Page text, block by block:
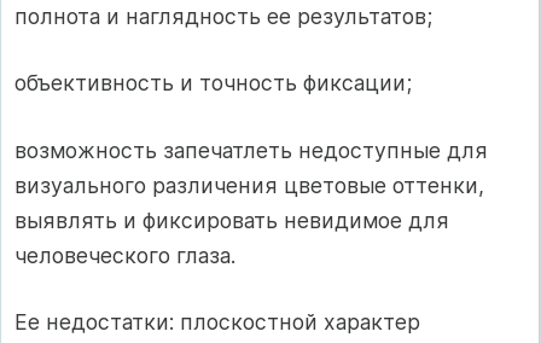
полнота и наглядность ее результатов;
объективность и точность фиксации;
возможность запечатлеть недоступные для
визуального различения цветовые оттенки,
выявлять и фиксировать невидимое для
человеческого глаза.
Ее недостатки: плоскостной характер